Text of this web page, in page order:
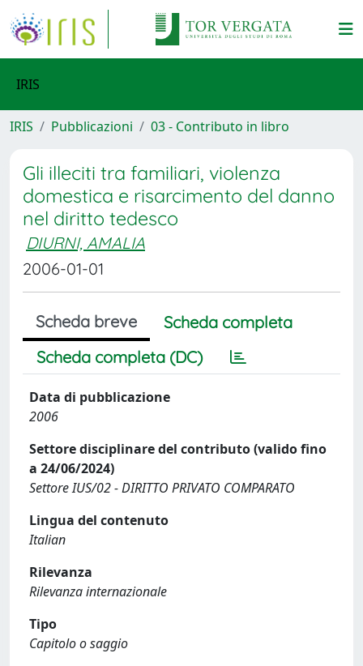
IRIS
IRIS Pubblicazioni 03 - Contributo in libro
Gli illeciti tra familiari, violenza
domestica e risarcimento del danno
nel diritto tedesco
DIURNI, AMALIA
2006-01-01
Scheda breve
Scheda completa
Scheda completa (DC)
Data di pubblicazione
2006
Settore disciplinare del contributo (valido fino
a 24/06/2024)
Settore IUS/02 - DIRITTO PRIVATO COMPARATO
Lingua del contenuto
Italian
Rilevanza
Rilevanza internazionale
Tipo
Capitolo o saggio